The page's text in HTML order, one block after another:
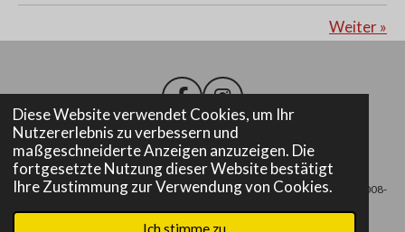
Diese Website verwendet Cookies, um Ihr
Nutzererlebnis zu verbessern und
maßgeschneiderte Anzeigen anzuzeigen. Die
fortgesetzte Nutzung dieser Website bestätigt
Ihre Zustimmung zur Verwendung von Cookies.
Weiter»
a
c
e
b
o
o
I
n
s
t
a
g
r
Impressum
© 2008-
2025 Freiwillige Feuerwehr Altenmarkt bei Fürstenfeld